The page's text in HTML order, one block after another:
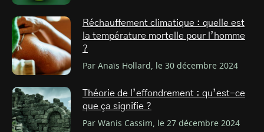
Réchauffement climatique : quelle est
la température mortelle pour l’homme
?
Par Anaïs Hollard, le 30 décembre 2024
Théorie de l’effondrement : qu’est-ce
que ça signifie ?
Par Wanis Cassim, le 27 décembre 2024